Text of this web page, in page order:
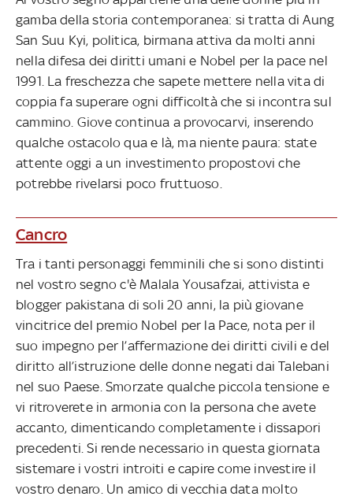
gamba della storia contemporanea: si tratta di Aung
San Suu Kyi, politica, birmana attiva da molti anni
nella difesa dei diritti umani e Nobel per la pace nel
1991. La freschezza che sapete mettere nella vita di
coppia fa superare ogni difficoltà che si incontra sul
cammino. Giove continua a provocarvi, inserendo
qualche ostacolo qua e là, ma niente paura: state
attente oggi a un investimento propostovi che
potrebbe rivelarsi poco fruttuoso.
Cancro
Tra i tanti personaggi femminili che si sono distinti
nel vostro segno c'è Malala Yousafzai, attivista e
blogger pakistana di soli 20 anni, la più giovane
vincitrice del premio Nobel per la Pace, nota per il
suo impegno per l’affermazione dei diritti civili e del
diritto all’istruzione delle donne negati dai Talebani
nel suo Paese. Smorzate qualche piccola tensione e
vi ritroverete in armonia con la persona che avete
accanto, dimenticando completamente i dissapori
precedenti. Si rende necessario in questa giornata
sistemare i vostri introiti e capire come investire il
vostro denaro. Un amico di vecchia data molto